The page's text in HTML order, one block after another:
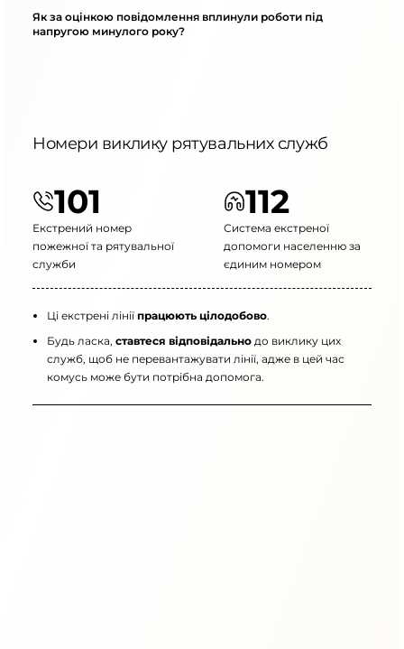
Номери виклику рятувальних служб
101
Екстрений номер
пожежної та рятувальної
служби
112
Система екстреної
допомоги населенню за
єдиним номером
Ці екстрені лінії працюють цілодобово.
Будь ласка, ставтеся відповідально до виклику цих
служб, щоб не перевантажувати лінії, адже в цей час
комусь може бути потрібна допомога.
Як за оцінкою повідомлення вплинули роботи під
напругою минулого року?